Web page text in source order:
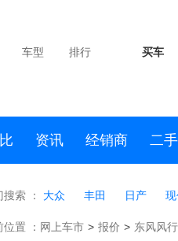
车型 排行 买车
资讯 经销商 二
索 ： 大众 丰田 日产
位置 ： 网上车市 > 报价 > 东风风行